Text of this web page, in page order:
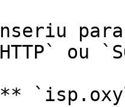
ou